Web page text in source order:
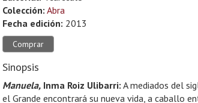
Colección: Abra
Fecha edición: 2013
Comprar
Sinopsis
Manuela,Inma Roiz Ulibarri: A mediados del
el Grande encontrará su nueva vida, a caballo